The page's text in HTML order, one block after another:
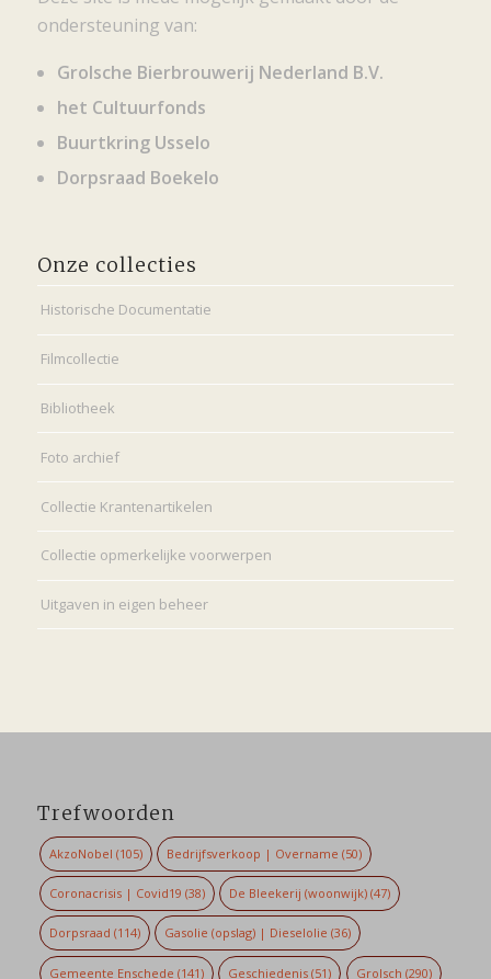
ondersteuning van:
Grolsche Bierbrouwerij Nederland B.V.
het Cultuurfonds
Buurtkring Usselo
Dorpsraad Boekelo
Onze collecties
Historische Documentatie
Filmcollectie
Bibliotheek
Foto archief
Collectie Krantenartikelen
Collectie opmerkelijke voorwerpen
Uitgaven in eigen beheer
Trefwoorden
AkzoNobel (105) Bedrijfsverkoop | Overname (50)
Coronacrisis | Covid19 (38) De Bleekerij (woonwijk) (47)
Dorpsraad (114) Gasolie (opslag) | Dieselolie (36)
Gemeente Enschede (141) Geschiedenis (51) Grolsch (290)